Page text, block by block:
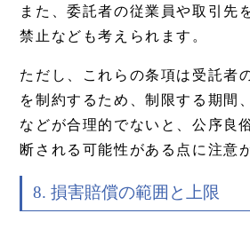
また、委託者の従業員や取引先
禁止なども考えられます。
ただし、これらの条項は受託者
を制約するため、制限する期間
などが合理的でないと、公序良
断される可能性がある点に注意
8. 損害賠償の範囲と上限